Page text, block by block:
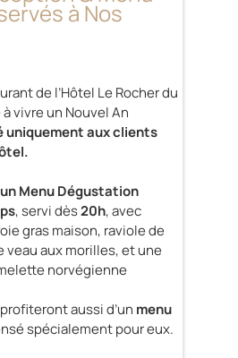
à Nos
de l’Hôtel Le Rocher du
vivre un Nouvel An
uniquement aux clients
un Menu Dégustation
, servi dès20h, avec
gras maison, raviole de
veau aux morilles, et une
norvégienne
aussi d’un menu
spécialement pour eux.